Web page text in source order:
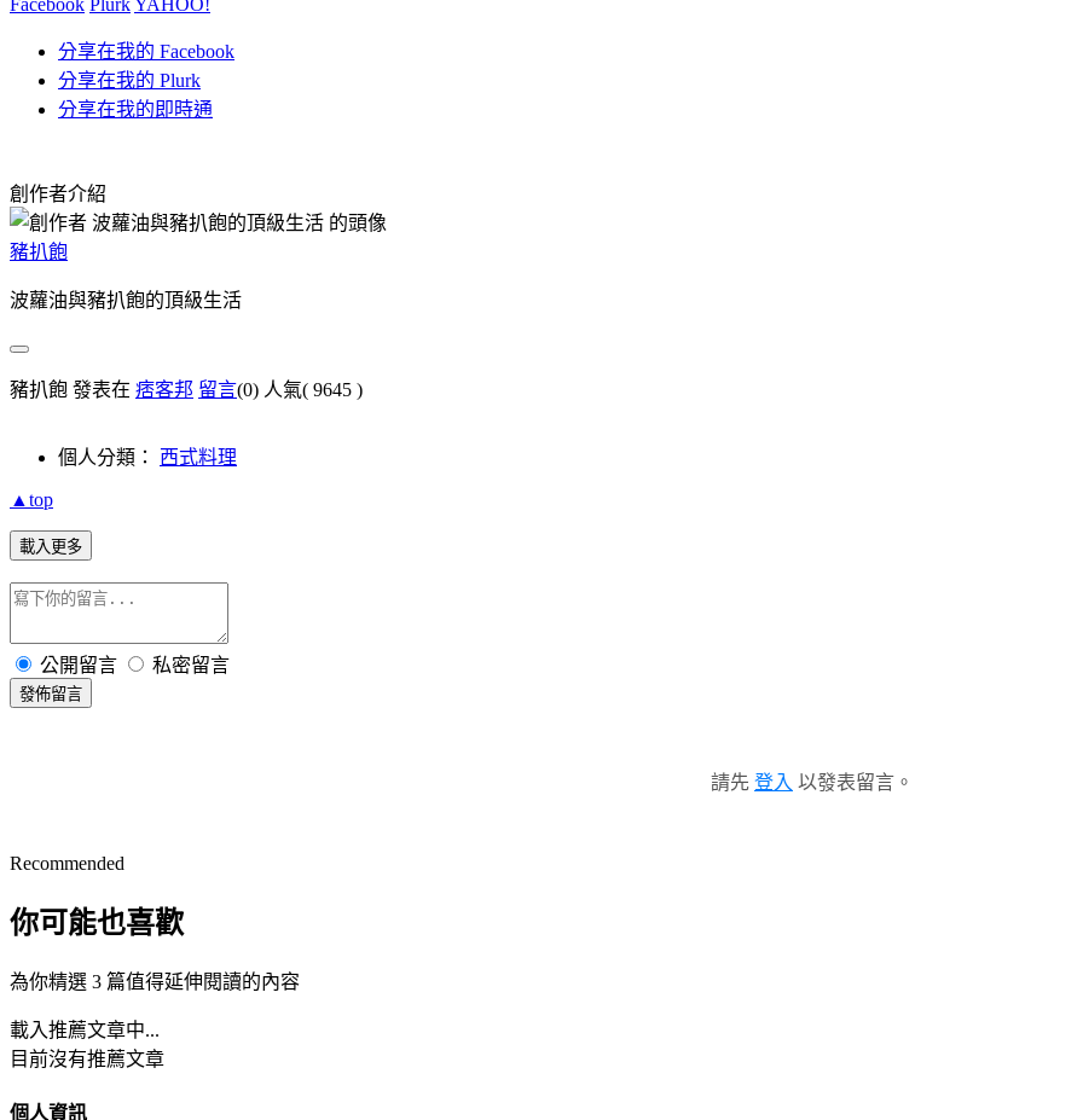
分享在我的 Facebook
分享在我的 Plurk
分享在我的即時通
創作者介紹
豬扒飽
波蘿油與豬扒飽的頂級生活
豬扒飽 發表在 痞客邦 留言(0) 人氣( 9645 )
個人分類： 西式料理
▲top
載入更多
公開留言 私密留言
發佈留言
請先 登入 以發表留言。
Recommended
你可能也喜歡
為你精選 3 篇值得延伸閱讀的內容
載入推薦文章中...
目前沒有推薦文章
個人資訊